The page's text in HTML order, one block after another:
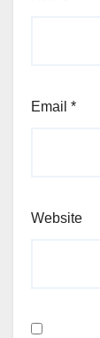
Email *
Website